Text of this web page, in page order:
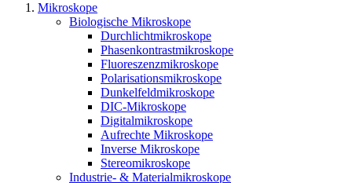
Mikroskope
Biologische Mikroskope
Durchlichtmikroskope
Phasenkontrastmikroskope
Fluoreszenzmikroskope
Polarisationsmikroskope
Dunkelfeldmikroskope
DIC-Mikroskope
Digitalmikroskope
Aufrechte Mikroskope
Inverse Mikroskope
Stereomikroskope
Industrie- & Materialmikroskope